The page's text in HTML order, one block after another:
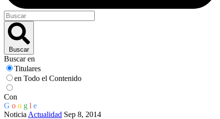
Buscar
Buscar en
Titulares
en Todo el Contenido
Con
G o o g l e
Noticia Actualidad Sep 8, 2014